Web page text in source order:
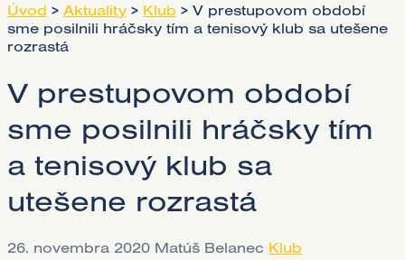
Úvod > Aktuality > Klub > V prestupovom období
sme posilnili hráčsky tím a tenisový klub sa utešene
rozrastá
V prestupovom období
sme posilnili hráčsky tím
a tenisový klub sa
utešene rozrastá
26. novembra 2020 Matúš Belanec Klub